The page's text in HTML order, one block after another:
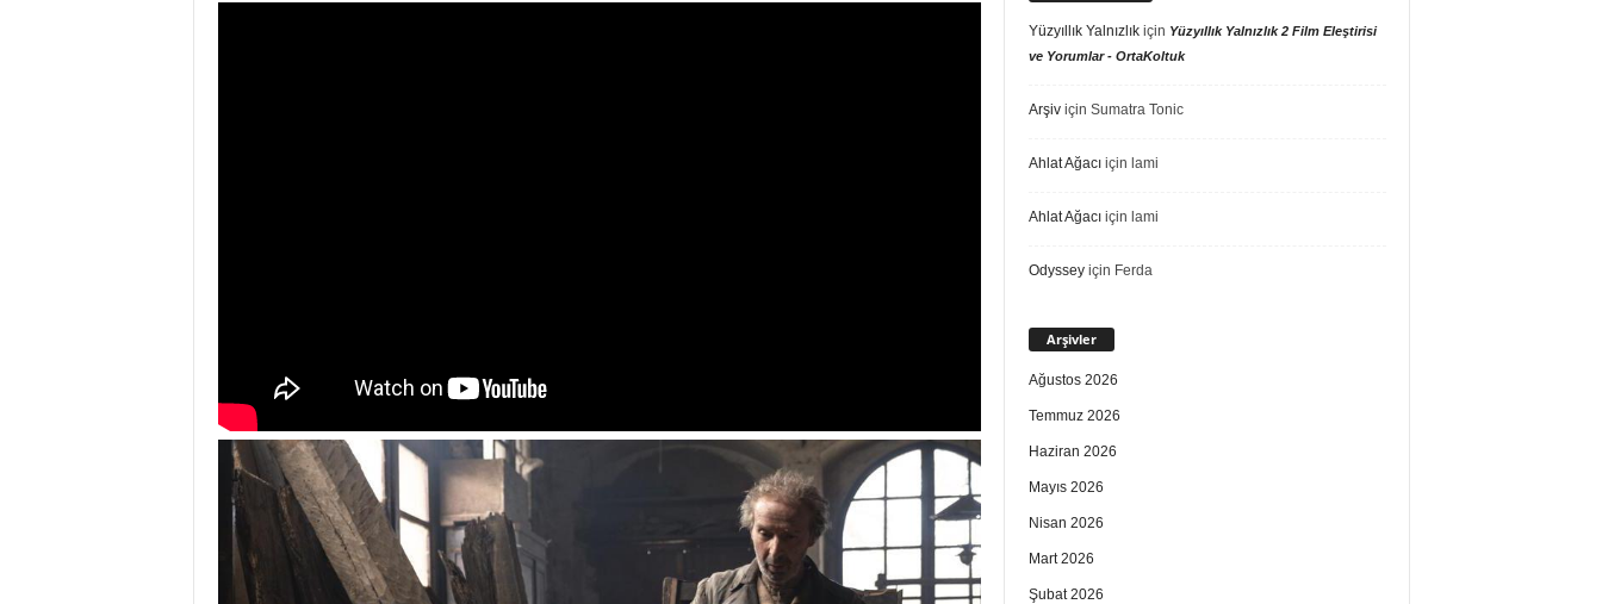
Yüzyıllık Yalnızlıkiçin Yüzyıllık Yalnızlık 2 Film Eleştirisi
ve Yorumlar - OrtaKoltuk
Arşiviçin Sumatra Tonic
Ahlat Ağacıiçin lami
Ahlat Ağacıiçin lami
Odysseyiçin Ferda
Arşivler
Ağustos 2026
Temmuz 2026
Haziran 2026
Mayıs 2026
Nisan 2026
Mart 2026
Şubat 2026